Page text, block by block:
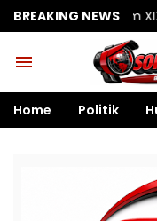
BREAKING NEWS
XIX Tuanku
Home Politik